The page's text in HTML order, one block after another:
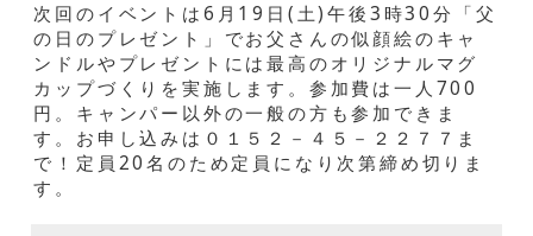
次回のイベントは6月19日(土)午後3時30分「父
の日のプレゼント」でお父さんの似顔絵のキャ
ンドルやプレゼントには最高のオリジナルマグ
カップづくりを実施します。参加費は一人700
円。キャンパー以外の一般の方も参加できま
す。お申し込みは０１５２－４５－２２７７ま
で！定員20名のため定員になり次第締め切りま
す。